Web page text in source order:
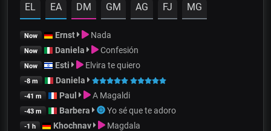
EL EA DM GM AG FJ MG
Now Ernst Nada
Now Daniela Confesión
Now Esti Elvira te quiero
-8 m Daniela
-41 m Paul A Magaldi
-43 m Barbera Yo sé que te adoro
-1 h Khochnav Magdala